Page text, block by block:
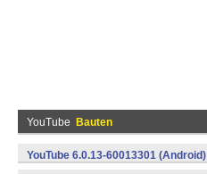
YouTube Bauten
YouTube 6.0.13-60013301 (Android)